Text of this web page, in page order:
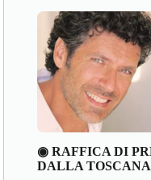
◉ RAFFICA DI
DALLA